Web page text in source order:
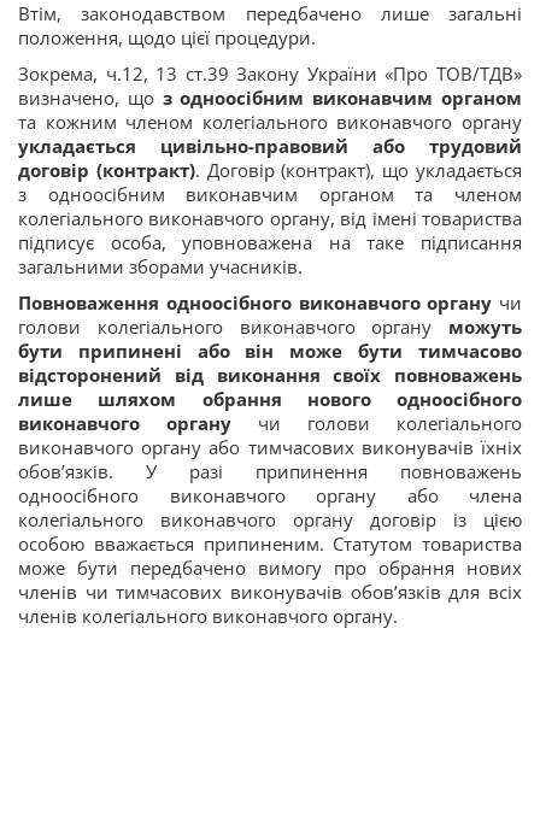
Втім, законодавством передбачено лише загальні
положення, щодо цієї процедури.
Зокрема, ч.12, 13 ст.39 Закону України «Про ТОВ/ТДВ»
визначено, що з одноосібним виконавчим органом
та кожним членом колегіального виконавчого органу
укладається цивільно-правовий або трудовий
договір (контракт). Договір (контракт), що укладається
з одноосібним виконавчим органом та членом
колегіального виконавчого органу, від імені товариства
підписує особа, уповноважена на таке підписання
загальними зборами учасників.
Повноваження одноосібного виконавчого органу чи
голови колегіального виконавчого органу можуть
бути припинені або він може бути тимчасово
відсторонений від виконання своїх повноважень
лише шляхом обрання нового одноосібного
виконавчого органу чи голови колегіального
виконавчого органу або тимчасових виконувачів їхніх
обов’язків. У разі припинення повноважень
одноосібного виконавчого органу або члена
колегіального виконавчого органу договір із цією
особою вважається припиненим. Статутом товариства
може бути передбачено вимогу про обрання нових
членів чи тимчасових виконувачів обов’язків для всіх
членів колегіального виконавчого органу.